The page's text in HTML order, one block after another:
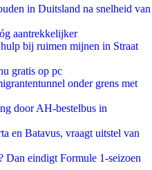
in Duitsland na snelheid van
aantrekkelijker
bij ruimen mijnen in Straat
gratis op pc
onder grens met
door AH-bestelbus in
en Batavus, vraagt uitstel van
Dan eindigt Formule 1-seizoen